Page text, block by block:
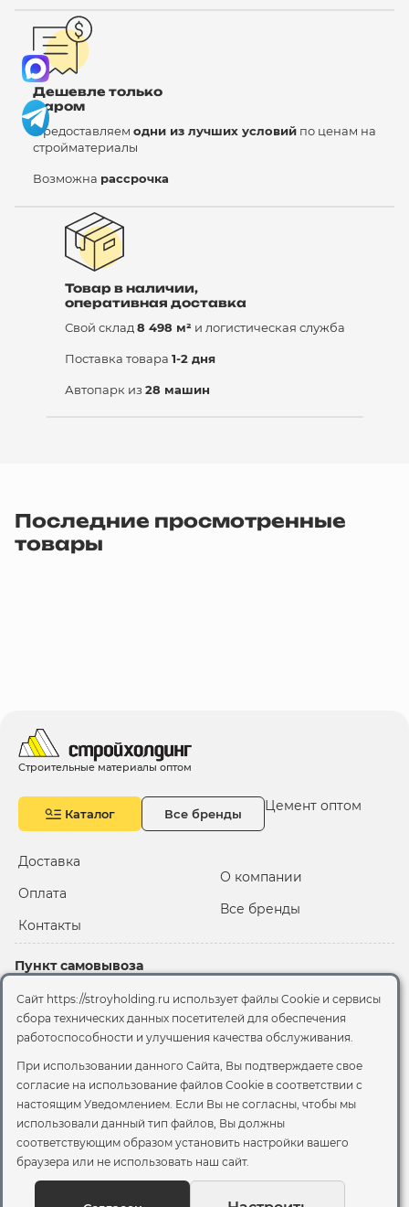
Дешевле только
даром
Предоставляем одни из лучших условий по ценам на
стройматериалы
Возможна рассрочка
Товар в наличии,
оперативная доставка
Свой склад 8 498 м² и логистическая служба
Поставка товара 1-2 дня
Автопарк из 28 машин
Последние просмотренные
товары
Строительные материалы оптом
Каталог Все бренды Цемент оптом
Доставка
Оплата
Контакты
О компании
Все бренды
Пункт самовывоза
2-й Иртышский проезд,
территория 2А стр.3
Офис
Москва, ул. Вятская, 49с1
© 2026 Стройхолдинг | г. Москва
Договор оферта
Политика конфиденциальности
Сайт https://stroyholding.ru использует файлы Cookie и сервисы
сбора технических данных посетителей для обеспечения
работоспособности и улучшения качества обслуживания.
При использовании данного Сайта, Вы подтверждаете свое
согласие на использование файлов Cookie в соответствии с
настоящим Уведомлением. Если Вы не согласны, чтобы мы
использовали данный тип файлов, Вы должны
соответствующим образом установить настройки вашего
браузера или не использовать наш сайт.